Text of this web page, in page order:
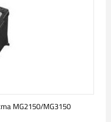
MG2150/MG3150